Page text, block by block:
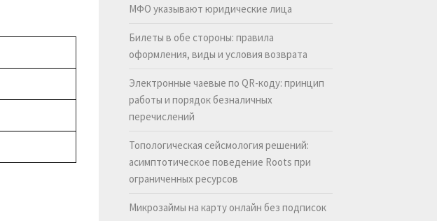
МФО указывают юридические лица
Билеты в обе стороны: правила
оформления, виды и условия возврата
Электронные чаевые по QR-коду: принцип
работы и порядок безналичных
перечислений
Топологическая сейсмология решений:
асимптотическое поведение Roots при
ограниченных ресурсов
Микрозаймы на карту онлайн без подписок